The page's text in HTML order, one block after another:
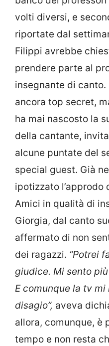
volti diversi, e
riportate dal
Filippi avrebbe
prendere parte al
insegnante di canto.
ancora top secret,
ha mai nascosto la
della cantante,
alcune puntate del
special guest. Già
ipotizzato l’approdo
Amici in qualità di
Giorgia, dal canto
affermato di non
dei ragazzi. “Potrei
giudice. Mi sento
E comunque la tv
disagio”, aveva
allora, comunque, è
tempo e non resta